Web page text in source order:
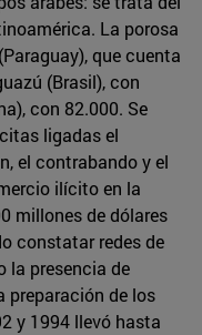
La porosa
que cuenta
(Brasil), con
con 82.000. Se
ligadas el
el contrabando y el
ilícito en la
millones de dólares
constatar redes de
la presencia de
preparación de los
y 1994 llevó hasta